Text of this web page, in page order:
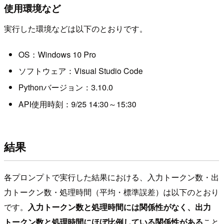
使用環境など
実行した環境などは以下のとおりです。
OS：Windows 10 Pro
ソフトウェア：Visual Studio Code
Pythonバージョン：3.10.0
API使用時刻：9/25 14:30～15:30
結果
各プロンプトで実行した結果における、入力トークン数・出
力トークン数・処理時間（平均・標準誤差）は以下のとおり
です。
入力トークン数と処理時間には関係性がなく、出力
トークン数と処理時間にほぼ比例している関係性がある こと